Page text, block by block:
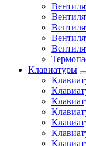
Клавиатуры